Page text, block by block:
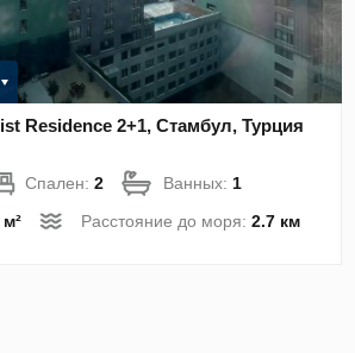
Residence 2+1, Стамбул, Турция
Спален:2 Ванных: 1
м² Расстояние до моря:2.7 км